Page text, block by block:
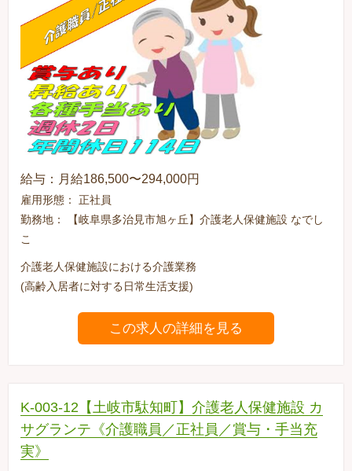
給与：月給186,500〜294,000円
雇用形態： 正社員
勤務地： 【岐阜県多治見市旭ヶ丘】介護老人保健施設 なでし
こ
介護老人保健施設における介護業務
(高齢入居者に対する日常生活支援)
この求人の詳細を見る
K-003-12【土岐市駄知町】介護老人保健施設 カ
サグランテ《介護職員／正社員／賞与・手当充
実》